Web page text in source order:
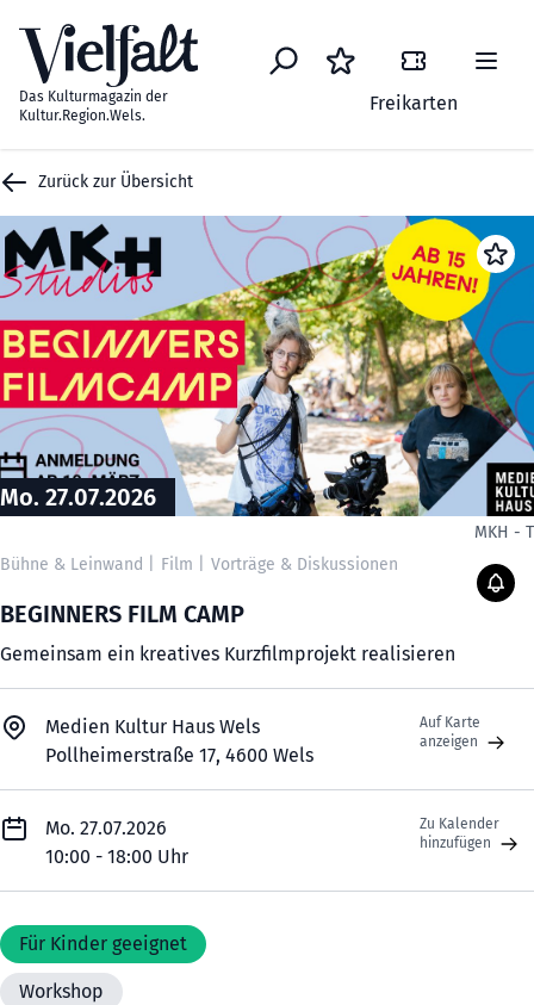
Das Kulturmagazin der
Kultur.Region.Wels.
Freikarten
Zurück zur Übersicht
Mo. 27.07.2026
MKH -
Bühne & Leinwand
Film Vorträge & Diskussionen
BEGINNERS FILM CAMP
Gemeinsam ein kreatives Kurzfilmprojekt realisieren
Medien Kultur Haus Wels
Pollheimerstraße 17, 4600 Wels
Auf Karte
anzeigen
Mo. 27.07.2026
10:00 - 18:00 Uhr
Zu Kalender
hinzufügen
Für Kinder geeignet
Workshop